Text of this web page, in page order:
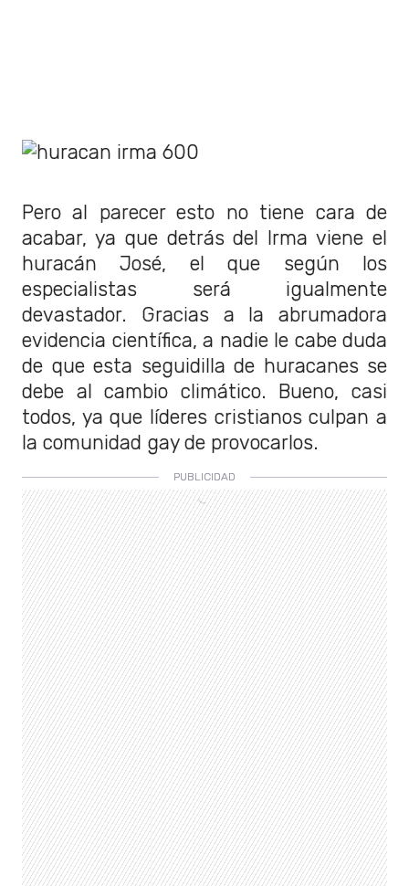
Pero al parecer esto no tiene cara de
acabar, ya que detrás del Irma viene el
huracán José, el que según los
especialistas será igualmente
devastador. Gracias a la abrumadora
evidencia científica, a nadie le cabe duda
de que esta seguidilla de huracanes se
debe al cambio climático. Bueno, casi
todos, ya que líderes cristianos culpan a
la comunidad gay de provocarlos.